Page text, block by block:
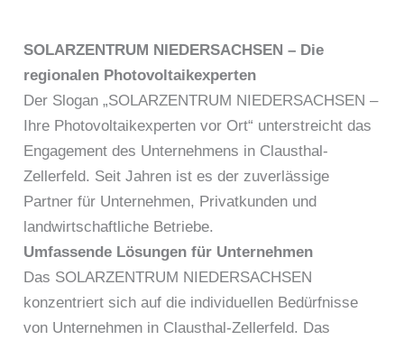
SOLARZENTRUM NIEDERSACHSEN – Die
regionalen Photovoltaikexperten
Der Slogan „SOLARZENTRUM NIEDERSACHSEN –
Ihre Photovoltaikexperten vor Ort“ unterstreicht das
Engagement des Unternehmens in Clausthal-
Zellerfeld. Seit Jahren ist es der zuverlässige
Partner für Unternehmen, Privatkunden und
landwirtschaftliche Betriebe.
Umfassende Lösungen für Unternehmen
Das SOLARZENTRUM NIEDERSACHSEN
konzentriert sich auf die individuellen Bedürfnisse
von Unternehmen in Clausthal-Zellerfeld. Das